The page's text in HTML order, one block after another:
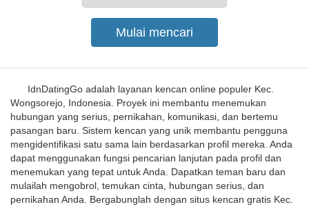
IdnDatingGo adalah layanan kencan online populer Kec.
Wongsorejo, Indonesia. Proyek ini membantu menemukan
hubungan yang serius, pernikahan, komunikasi, dan bertemu
pasangan baru. Sistem kencan yang unik membantu pengguna
mengidentifikasi satu sama lain berdasarkan profil mereka. Anda
dapat menggunakan fungsi pencarian lanjutan pada profil dan
menemukan yang tepat untuk Anda. Dapatkan teman baru dan
mulailah mengobrol, temukan cinta, hubungan serius, dan
pernikahan Anda. Bergabunglah dengan situs kencan gratis Kec.